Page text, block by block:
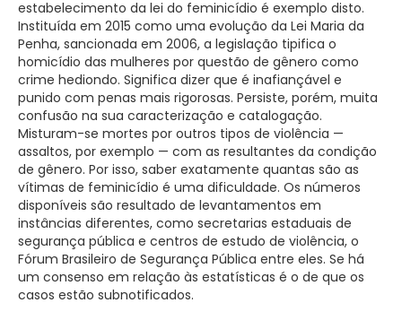
estabelecimento da lei do feminicídio é exemplo disto.
Instituída em 2015 como uma evolução da Lei Maria da
Penha, sancionada em 2006, a legislação tipifica o
homicídio das mulheres por questão de gênero como
crime hediondo. Significa dizer que é inafiançável e
punido com penas mais rigorosas. Persiste, porém, muita
confusão na sua caracterização e catalogação.
Misturam-se mortes por outros tipos de violência ­—
assaltos, por exemplo — com as resultantes da condição
de gênero. Por isso, saber exatamente quantas são as
vítimas de feminicídio é uma dificuldade. Os números
disponíveis são resultado de levantamentos em
instâncias diferentes, como secretarias estaduais de
segurança pública e centros de estudo de violência, o
Fórum Brasileiro de Segurança Pública entre eles. Se há
um consenso em relação às estatísticas é o de que os
casos estão subnotificados.